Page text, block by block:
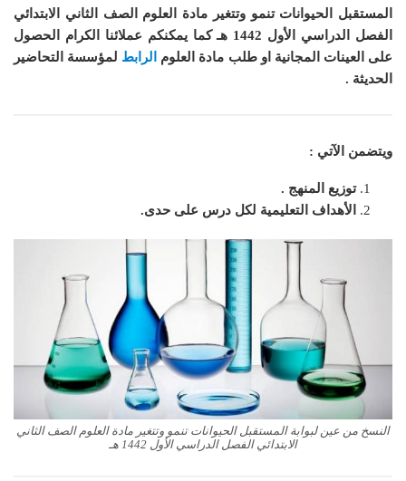
المستقبل الحيوانات تنمو وتتغير مادة العلوم الصف الثاني الابتدائي
الفصل الدراسي الأول 1442 هـ
كما يمكنكم عملائنا الكرام الحصول
على العينات المجانية او طلب مادة العلوم
الرابط لمؤسسة التحاضير
الحديثة .
ويتضمن الآتي :
توزيع المنهج .
الأهداف التعليمية لكل درس على حدى.
النسخ من عين لبوابة المستقبل الحيوانات تنمو وتتغير مادة العلوم الصف الثاني
الابتدائي الفصل الدراسي الأول 1442 هـ